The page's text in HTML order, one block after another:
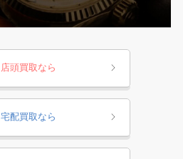
店頭買取なら
宅配買取なら